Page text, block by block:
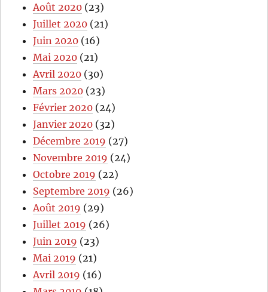
Août 2020 (23)
Juillet 2020 (21)
Juin 2020 (16)
Mai 2020 (21)
Avril 2020 (30)
Mars 2020 (23)
Février 2020 (24)
Janvier 2020 (32)
Décembre 2019 (27)
Novembre 2019 (24)
Octobre 2019 (22)
Septembre 2019 (26)
Août 2019 (29)
Juillet 2019 (26)
Juin 2019 (23)
Mai 2019 (21)
Avril 2019 (16)